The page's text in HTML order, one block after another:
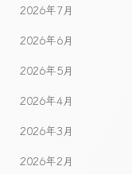
2026年7月
2026年6月
2026年5月
2026年4月
2026年3月
2026年2月